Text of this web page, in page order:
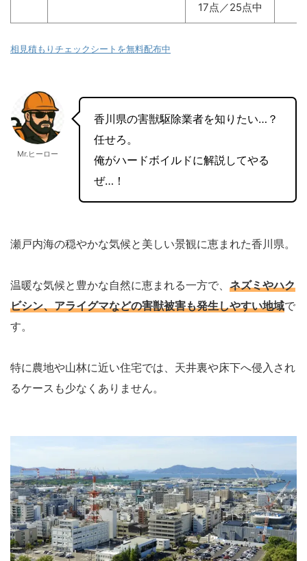
17点／25点中
相見積もりチェックシートを無料配布中
Mr.ヒーロー
香川県の害獣駆除業者を知りたい…？
任せろ。
俺がハードボイルドに解説してやる
ぜ…！
瀬戸内海の穏やかな気候と美しい景観に恵まれた香川県。
温暖な気候と豊かな自然に恵まれる一方で、 ネズミやハク
ビシン、アライグマなどの害獣被害も発生しやすい地域で
す。
特に農地や山林に近い住宅では、天井裏や床下へ侵入され
るケースも少なくありません。